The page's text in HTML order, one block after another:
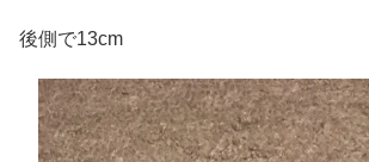
後側で13cm